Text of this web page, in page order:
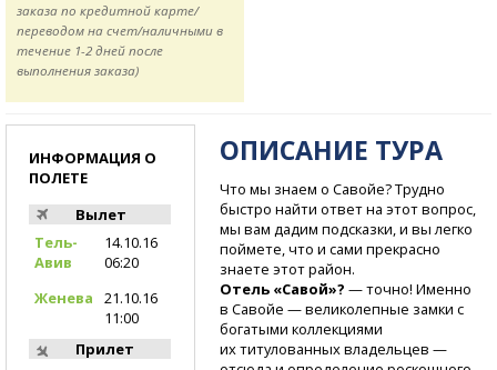
заказа по кредитной карте/
переводом на счет/наличными в
течение 1-2 дней после
выполнения заказа)
ОПИСАНИЕ ТУРА
Что мы знаем о Савойе? Трудно
быстро найти ответ на этот вопрос,
мы вам дадим подсказки, и вы легко
поймете, что и сами прекрасно
знаете этот район.
Отель «Савой»? — точно! Именно
в Савойе — великолепные замки с
богатыми коллекциями
их титулованных владельцев —
ИНФОРМАЦИЯ О
ПОЛЕТЕ
Вылет
Тель-
Авив
14.10.16
06:20
Женева
21.10.16
11:00
Прилет